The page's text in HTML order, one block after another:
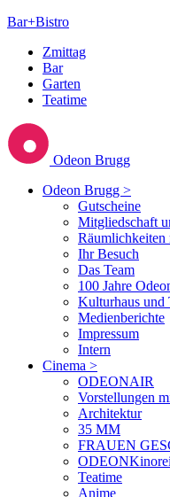
Bar+Bistro
Zmittag
Bar
Garten
Teatime
Odeon Brugg
Odeon Brugg >
Gutscheine
Mitgliedschaft
Räumlichkeiten
Ihr Besuch
Das Team
100 Jahre
Kulturhaus und
Medienberichte
Impressum
Intern
Cinema >
ODEONAIR
Vorstellungen
Architektur
35 MM
FRAUEN
Teatime
Anime